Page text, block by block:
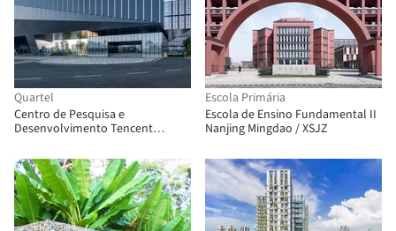
Quartel
Centro de Pesquisa e
Desenvolvimento Tencent
Escola Primária
Escola de Ensino Fundamental II
Nanjing Mingdao / XSJZ